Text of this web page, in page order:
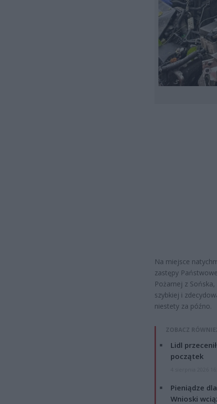
Na miejsce
zastępy
Pożarnej z
szybkiej i
niestety za późno.
ZOBACZ
Lidl
początek
Pieniądze
Wnioski